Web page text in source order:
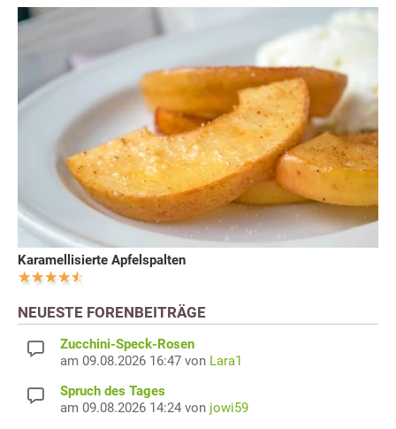
Karamellisierte Apfelspalten
NEUESTE FORENBEITRÄGE
Zucchini-Speck-Rosen
am 09.08.2026 16:47 von Lara1
Spruch des Tages
am 09.08.2026 14:24 von jowi59